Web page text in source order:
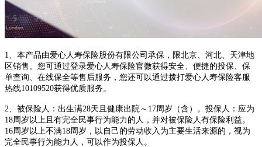
1、本产品由爱心人寿保险股份有限公司承保，限北京、河北、天津地
区销售。您可通过登录爱心人寿保险官微获得安全、便捷的投保、保
单查询、在线保全等售后服务，您还可以通过拨打爱心人寿保险客服
热线10109520获得优质服务。
2、被保险人：出生满28天且健康出院～17周岁（含）。投保人：应为
18周岁以上且有完全民事行为能力的人，并对被保险人有保险利益。
16周岁以上不满18周岁，以自己的劳动收入为主要生活来源的，视为
完全民事行为能力人，可以作为投保人。